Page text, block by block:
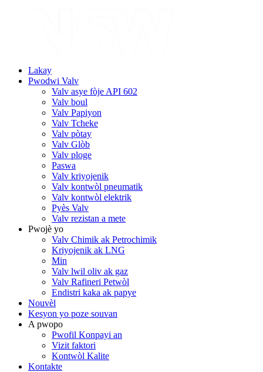
Lakay
Pwodwi Valv
Valv asye fòje API 602
Valv boul
Valv Papiyon
Valv Tcheke
Valv pòtay
Valv Glòb
Valv ploge
Paswa
Valv kriyojenik
Valv kontwòl pneumatik
Valv kontwòl elektrik
Pyès Valv
Valv rezistan a mete
Pwojè yo
Valv Chimik ak Petrochimik
Kriyojenik ak LNG
Min
Valv lwil oliv ak gaz
Valv Rafineri Petwòl
Endistri kaka ak papye
Nouvèl
Kesyon yo poze souvan
A pwopo
Pwofil Konpayi an
Vizit faktori
Kontwòl Kalite
Kontakte